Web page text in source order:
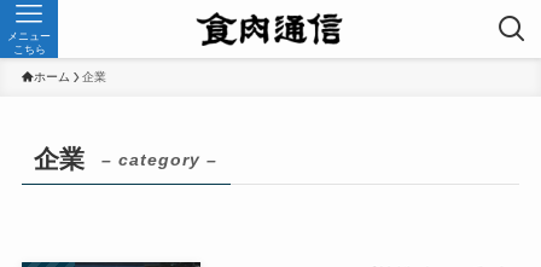
メニュー
こちら
ホーム 企業
企業 – category –